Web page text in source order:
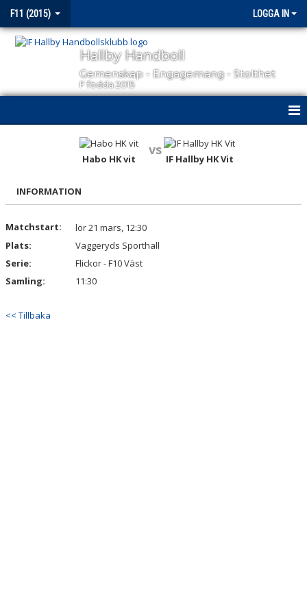
F11 (2015) LOGGA IN
Hallby Handboll
Gemenskap - Engagemang - Stolthet
F födda 2015
KALENDER
MATCHER
BILDGALLERI
DOKUMENT
Habo HK vit
vs
IF Hallby HK Vit
INFORMATION
Matchstart:
lör 21 mars, 12:30
Plats:
Vaggeryds Sporthall
Serie:
Flickor - F10 Väst
Samling:
11:30
<< Tillbaka